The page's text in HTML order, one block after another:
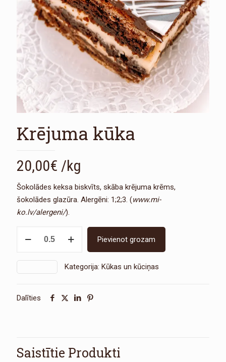
Krējuma kūka
20,00€ /kg
Šokolādes keksa biskvīts, skāba krējuma krēms,
šokolādes glazūra. Alergēni: 1;2;3. (www.mi-
ko.lv/alergeni/).
Pievienot grozam
Kategorija: Kūkas un kūciņas
Dalīties
Saistītie Produkti